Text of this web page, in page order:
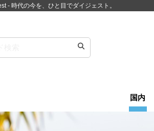
- 時代の今を、ひと目でダイジェスト。
国内